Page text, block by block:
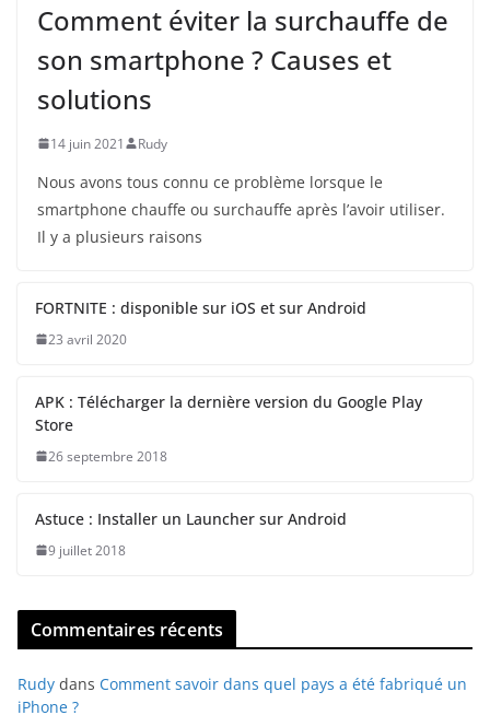
Comment éviter la surchauffe de
son smartphone ? Causes et
solutions
14 juin 2021 Rudy
Nous avons tous connu ce problème lorsque le
smartphone chauffe ou surchauffe après l’avoir utiliser.
Il y a plusieurs raisons
FORTNITE : disponible sur iOS et sur Android
23 avril 2020
APK : Télécharger la dernière version du Google Play
Store
26 septembre 2018
Astuce : Installer un Launcher sur Android
9 juillet 2018
Commentaires récents
Rudy dans Comment savoir dans quel pays a été fabriqué un
iPhone ?